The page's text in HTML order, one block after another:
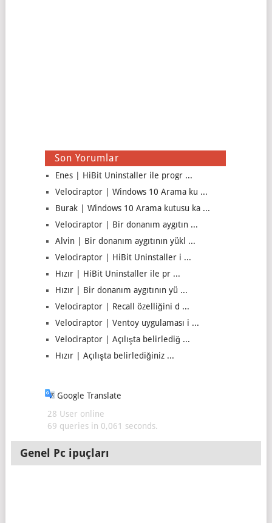
Son Yorumlar
Enes | HiBit Uninstaller ile progr ...
Velociraptor | Windows 10 Arama ku ...
Burak | Windows 10 Arama kutusu ka ...
Velociraptor | Bir donanım aygıtın ...
Alvin | Bir donanım aygıtının yükl ...
Velociraptor | HiBit Uninstaller i ...
Hızır | HiBit Uninstaller ile pr ...
Hızır | Bir donanım aygıtının yü ...
Velociraptor | Recall özelliğini d ...
Velociraptor | Ventoy uygulaması i ...
Velociraptor | Açılışta belirlediğ ...
Hızır | Açılışta belirlediğiniz ...
Google Translate
28 User online
69 queries in 0,061 seconds.
Genel Pc ipuçları